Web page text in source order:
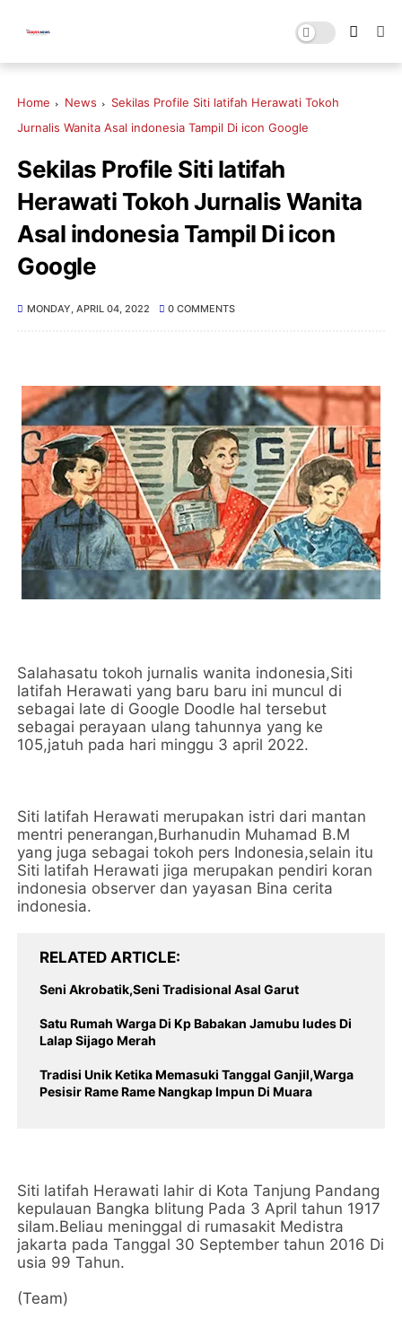
Home News
Sekilas Profile Siti latifah Herawati Tokoh
Jurnalis Wanita Asal indonesia Tampil Di icon Google
Sekilas Profile Siti latifah
Herawati Tokoh Jurnalis Wanita
Asal indonesia Tampil Di icon
Google
MONDAY, APRIL 04, 2022 0 COMMENTS
Salahasatu tokoh jurnalis wanita indonesia,Siti
latifah Herawati yang baru baru ini muncul di
sebagai late di Google Doodle hal tersebut
sebagai perayaan ulang tahunnya yang ke
105,jatuh pada hari minggu 3 april 2022.
Siti latifah Herawati merupakan istri dari mantan
mentri penerangan,Burhanudin Muhamad B.M
yang juga sebagai tokoh pers Indonesia,selain itu
Siti latifah Herawati jiga merupakan pendiri koran
indonesia observer dan yayasan Bina cerita
indonesia.
RELATED ARTICLE
Seni Akrobatik,Seni Tradisional Asal Garut
Satu Rumah Warga Di Kp Babakan Jamubu ludes Di
Lalap Sijago Merah
Tradisi Unik Ketika Memasuki Tanggal Ganjil,Warga
Pesisir Rame Rame Nangkap Impun Di Muara
Siti latifah Herawati lahir di Kota Tanjung Pandang
kepulauan Bangka blitung Pada 3 April tahun 1917
silam.Beliau meninggal di rumasakit Medistra
jakarta pada Tanggal 30 September tahun 2016 Di
usia 99 Tahun.
(Team)